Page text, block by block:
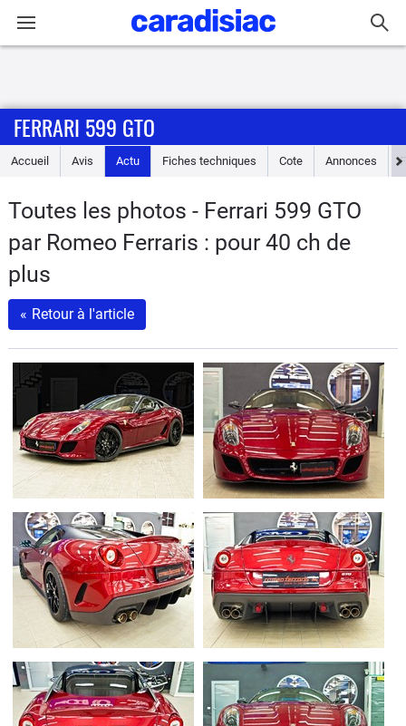
Accueil
Essais
Guide
d'achat
Electriques
Utilitaires
Flottes
Auto
Services
Forum
Moto
Marques
FERRARI 599 GTO
Accueil Avis Actu Fiches techniques Cote Annonces
Toutes les photos - Ferrari 599 GTO
par Romeo Ferraris : pour 40 ch de
plus
« Retour à l'article